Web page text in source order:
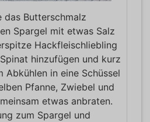
das Butterschmalz
Spargel mit etwas Salz
Hackfleischliebling
hinzufügen und kurz
Abkühlen in eine Schüssel
Pfanne, Zwiebel und
etwas anbraten.
zum Spargel und